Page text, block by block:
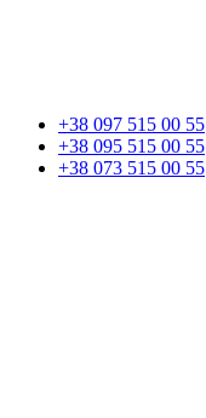
+38 097 515 00 55
+38 095 515 00 55
+38 073 515 00 55